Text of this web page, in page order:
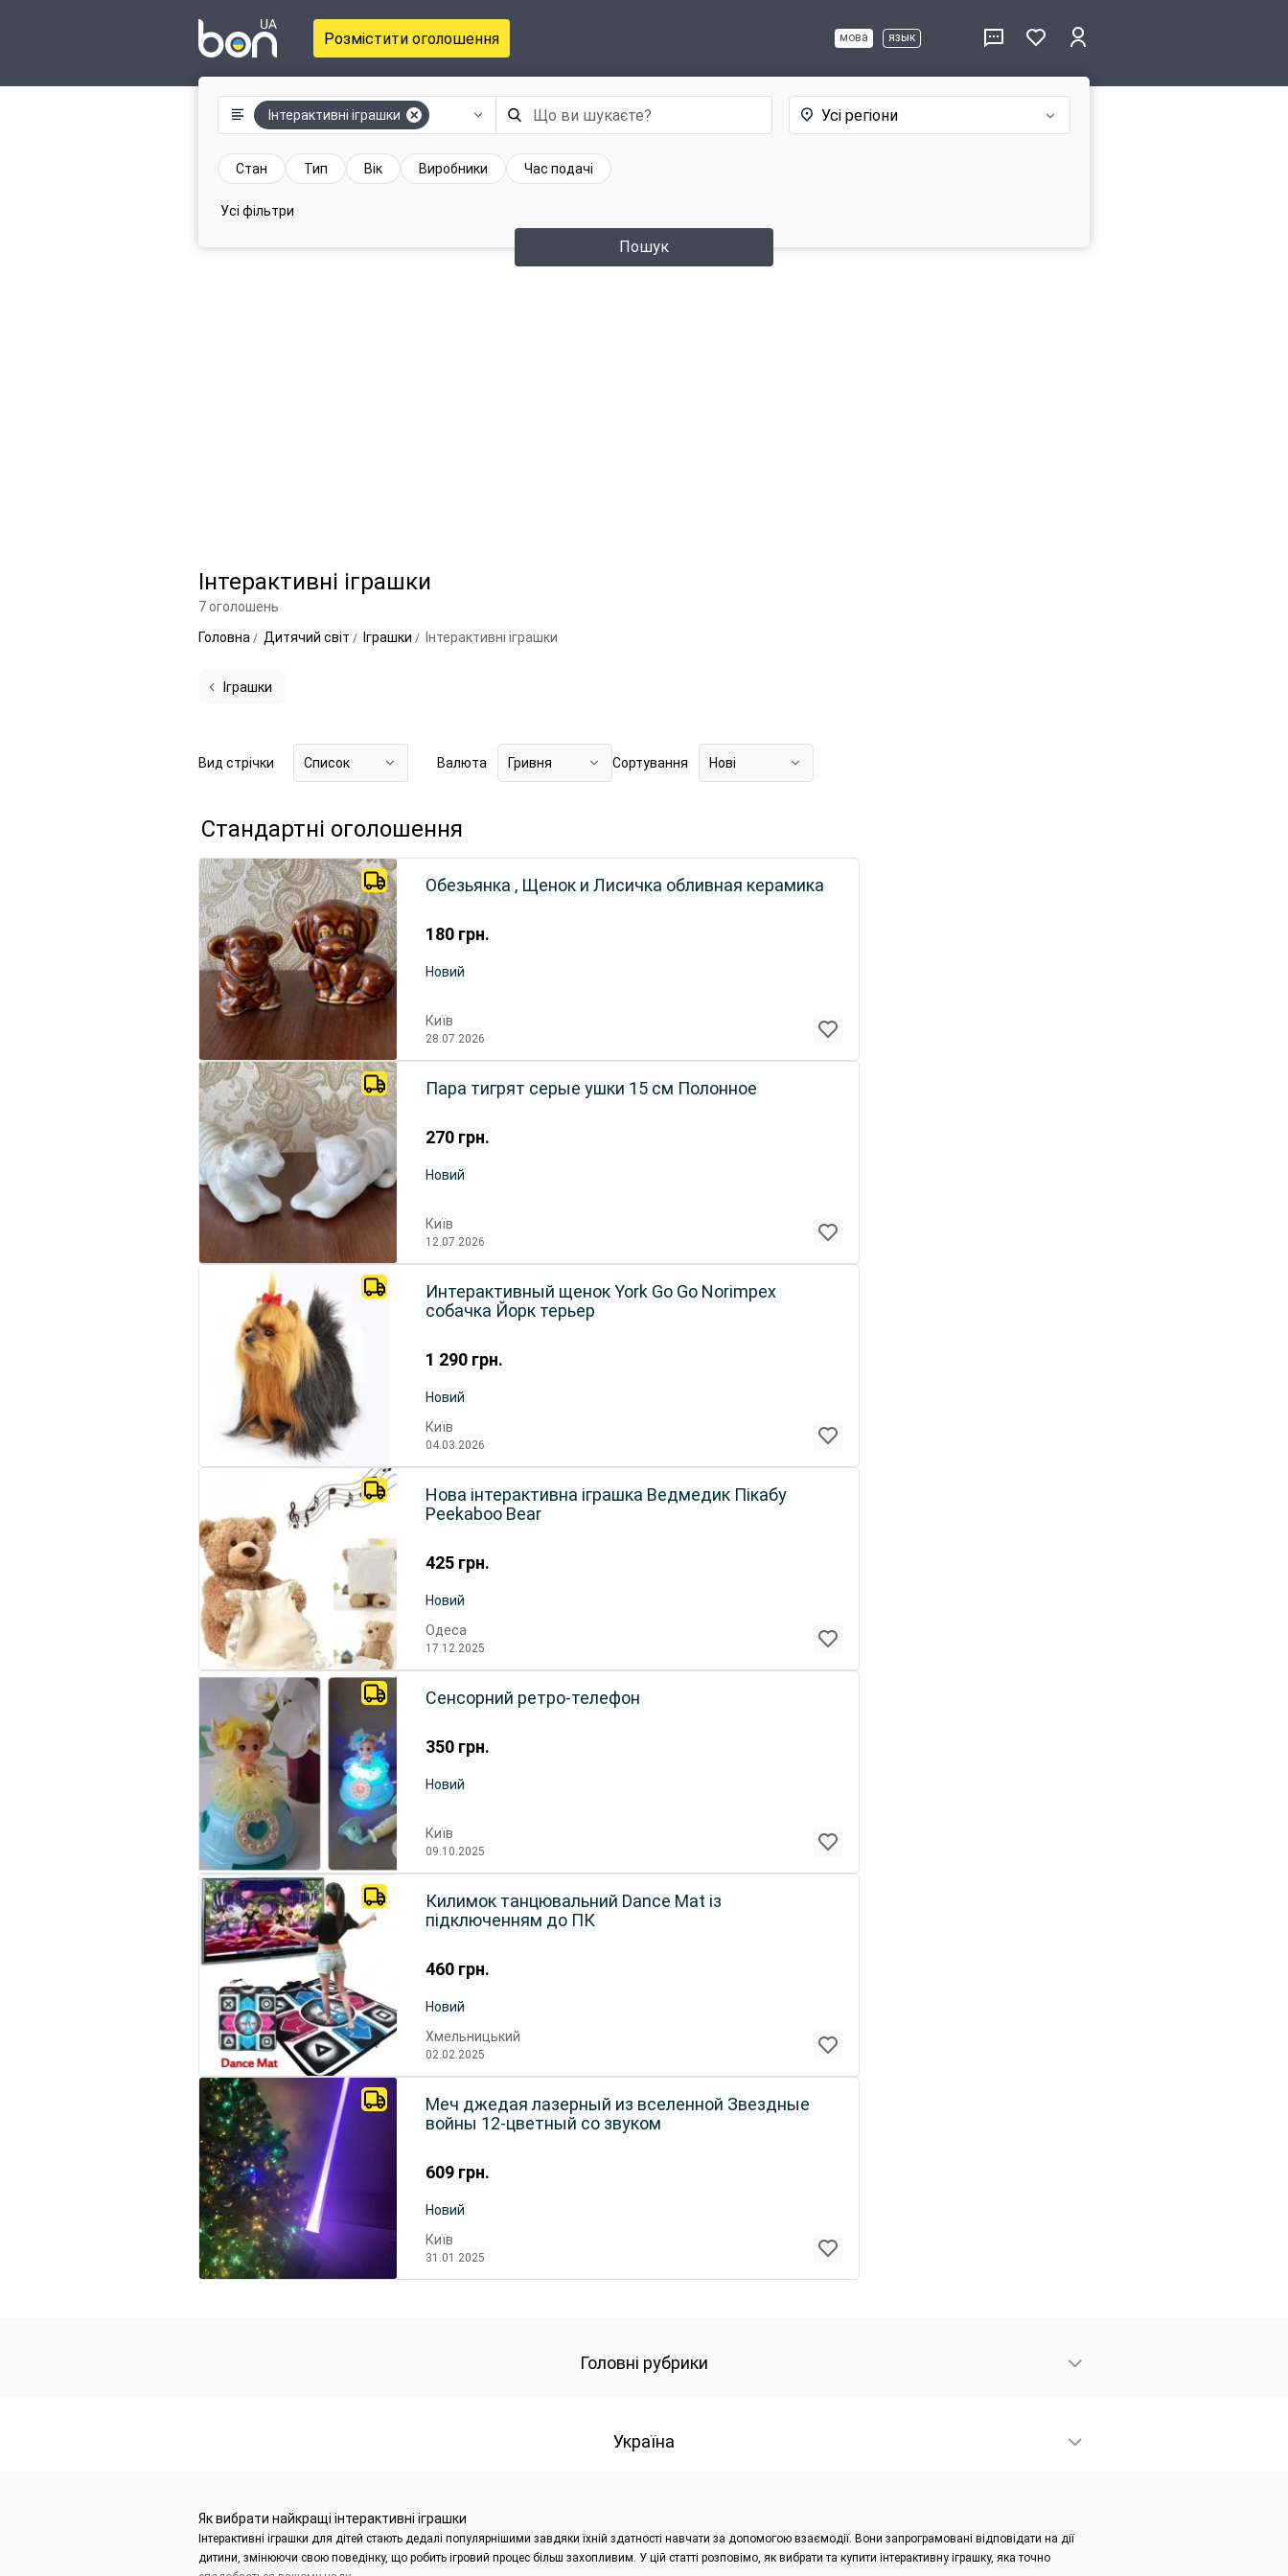
Розмістити оголошення мова язык
Інтерактивні іграшки Усі регіони
Пошук
Стан Тип Вік Виробники Час подачі
Усі фільтри
Інтерактивні іграшки
7 оголошень
Головна
Дитячий світ Іграшки Інтерактивні іграшки
Іграшки
Вид стрічки Список Валюта Гривня Сортування Нові
Стандартні оголошення
180 грн.
Обезьянка , Щенок и Лисичка обливная керамика
Новий
Київ
28.07.2026
270 грн.
Пара тигрят серые ушки 15 см Полонное
Новий
Київ
12.07.2026
1 290 грн.
Интерактивный щенок York Go Go Norimpex
собачка Йорк терьер
Новий
Київ
04.03.2026
425 грн.
Нова інтерактивна іграшка Ведмедик Пікабу
Peekaboo Bear
Новий
Одеса
17.12.2025
350 грн.
Сенсорний ретро-телефон
Новий
Київ
09.10.2025
460 грн.
Килимок танцювальний Dance Mat із
підключенням до ПК
Новий
Хмельницький
02.02.2025
609 грн.
Меч джедая лазерный из вселенной Звездные
войны 12-цветный со звуком
Новий
Київ
31.01.2025
Головні рубрики
Україна
Як вибрати найкращі інтерактивні іграшки
Інтерактивні іграшки для дітей стають дедалі популярнішими завдяки їхній здатності навчати за допомогою взаємодії. Вони запрограмовані відповідати на дії
дитини, змінюючи свою поведінку, що робить ігровий процес більш захопливим. У цій статті розповімо, як вибрати та купити інтерактивну іграшку, яка точно